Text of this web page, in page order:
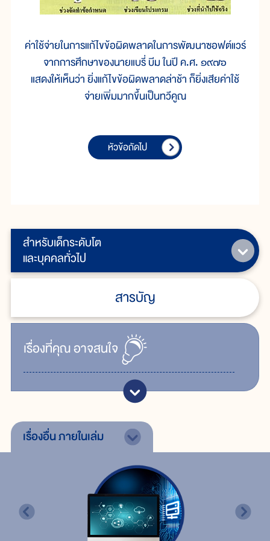
สำหรับเด็กระดับโต
และบุคคลทั่วไป
สารบัญ
เรื่ิองที่คุณอาจสนใจ
ค่าใช้จ่ายในการแก้ไขข้อผิดพลาดในการพัฒนาซอฟต์แวร์
จากการศึกษาของนายแบรี่ บีม ในปี ค.ศ. ๑๙๗๖
แสดงให้เห็นว่า ยิ่งแก้ไขข้อผิดพลาดล่าช้า ก็ยิ่งเสียค่าใช้
จ่ายเพิ่มมากขึ้นเป็นทวีคูณ
หัวข้อถัดไป
เรื่องอื่นภายในเล่ม